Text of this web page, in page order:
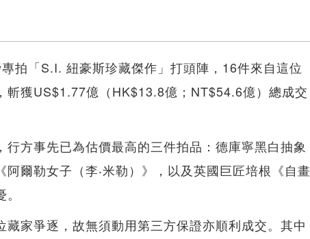
拍「S.I. 紐豪斯珍藏傑作」打頭陣，16件來自這位
斬獲US$1.77億（HK$13.8億；NT$54.6億）總成交
方事先已為估價最高的三件拍品：德庫寧黑白抽象
爾勒女子（李‧米勒）》，以及英國巨匠培根《自畫
家爭逐，故無須動用第三方保證亦順利成交。其中